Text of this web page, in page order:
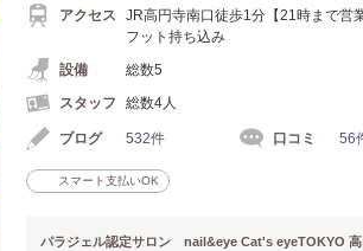
アクセス
JR高円寺南口徒歩1分【21時まで営
フット持ち込み
設備
総数5
スタッフ
総数4人
ブログ 532件 口コミ 56
スマート支払いOK
パラジェル認定サロン nail&eye Cat's eyeTOKYO 高